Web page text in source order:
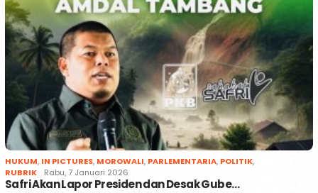
HUKUM, IN PICTURES, MOROWALI, PARLEMENTARIA, POLITIK,
RUBRIK
Rabu, 7 Januari 2026
Safri Akan Lapor Presiden dan Desak Gube…